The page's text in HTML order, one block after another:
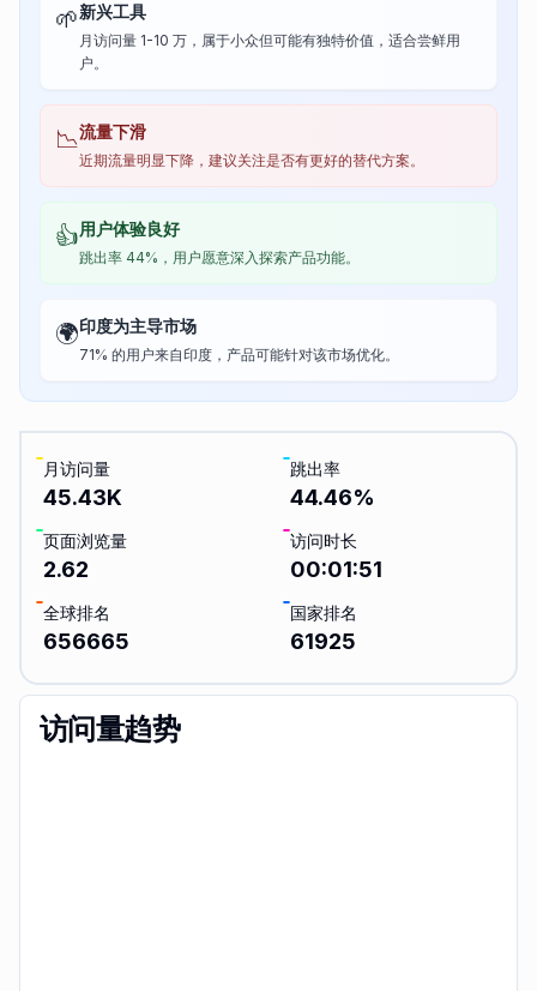
🌱新兴工具
月访问量 1-10 万，属于小众但可能有独特价值，适合尝鲜用
户。
📉流量下滑
近期流量明显下降，建议关注是否有更好的替代方案。
👍用户体验良好
跳出率 44%，用户愿意深入探索产品功能。
🌍印度为主导市场
71% 的用户来自印度，产品可能针对该市场优化。
月访问量
45.43K
跳出率
44.46%
页面浏览量
2.62
访问时长
00:01:51
全球排名
656665
国家排名
61925
访问量趋势